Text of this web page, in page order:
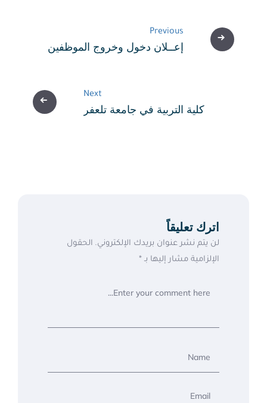
المقالات
Previous
إعــلان دخول وخروج الموظفين
Next
كلية التربية في جامعة تلعفر
اترك تعليقاً
لن يتم نشر عنوان بريدك الإلكتروني. الحقول
الإلزامية مشار إليها بـ *